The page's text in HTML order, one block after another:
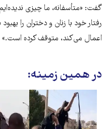
گفت: «متأسفانه، ما چیزی
رفتار خود با زنان و دختران را
اعمال می‌کند، متوقف کرده است.»
در همین زمینه: